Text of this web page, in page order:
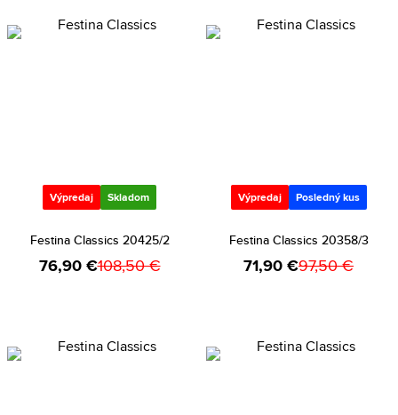
Výpredaj Skladom
Festina Classics 20425/2
76,90 €108,50 €
Výpredaj Posledný kus
Festina Classics 20358/3
71,90 €97,50 €